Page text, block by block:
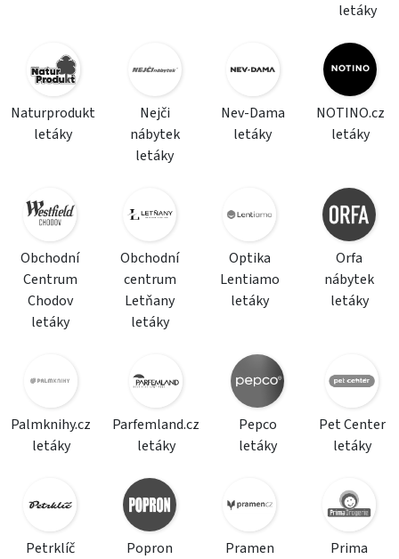
letáky
Naturprodukt
letáky
Nejči
nábytek
letáky
Nev-Dama
letáky
NOTINO.cz
letáky
Obchodní
Centrum
Chodov
letáky
Obchodní
centrum
Letňany
letáky
Optika
Lentiamo
letáky
Orfa
nábytek
letáky
Palmknihy.cz
letáky
Parfemland.cz
letáky
Pepco
letáky
Pet Center
letáky
Petrklíč
Popron
Pramen
Prima